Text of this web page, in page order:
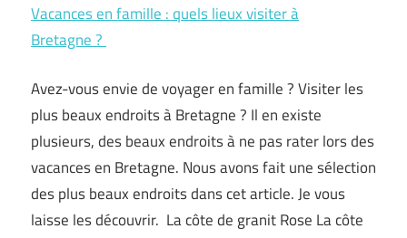
Vacances en famille : quels lieux visiter à
Bretagne ?
Avez-vous envie de voyager en famille ? Visiter les
plus beaux endroits à Bretagne ? Il en existe
plusieurs, des beaux endroits à ne pas rater lors des
vacances en Bretagne. Nous avons fait une sélection
des plus beaux endroits dans cet article. Je vous
laisse les découvrir. La côte de granit Rose La côte